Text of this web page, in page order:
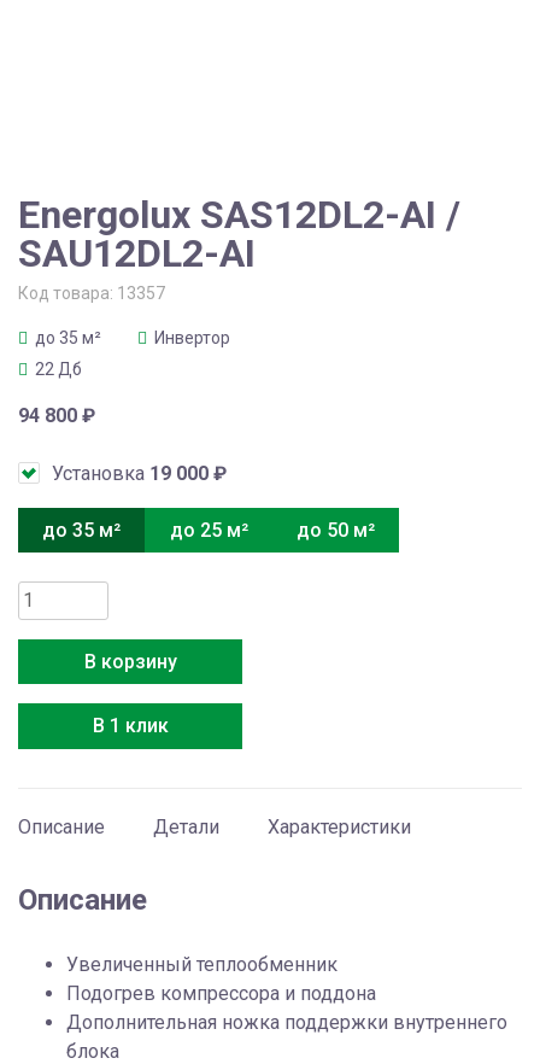
Energolux SAS12DL2-AI /
SAU12DL2-AI
Код товара: 13357
до 35 м²
Инвертор
22 Дб
94 800 ₽
Установка 19 000 ₽
до 35 м² до 25 м² до 50 м²
Количество
товара
Energolux
SAS12DL2-
AI
В корзину
В 1 клик
Описание Детали Характеристики
Описание
Увеличенный теплообменник
Подогрев компрессора и поддона
Дополнительная ножка поддержки внутреннего
блока